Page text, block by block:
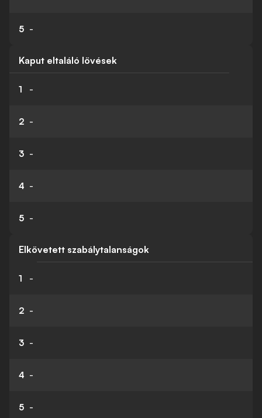
5 -
Kaput eltaláló lövések
1 -
2 -
3 -
4 -
5 -
Elkövetett szabálytalanságok
1 -
2 -
3 -
4 -
5 -